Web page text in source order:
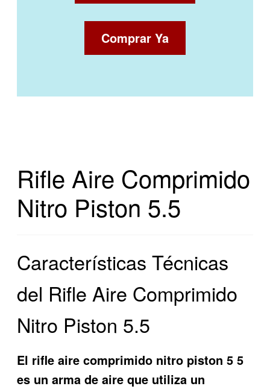
Comprar Ya
Rifle Aire Comprimido
Nitro Piston 5.5
Características Técnicas
del Rifle Aire Comprimido
Nitro Piston 5.5
El rifle aire comprimido nitro piston 5 5
es un arma de aire que utiliza un